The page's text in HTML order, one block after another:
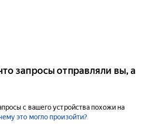
запросы отправляли вы, а
с вашего устройства похожи на
это могло произойти?